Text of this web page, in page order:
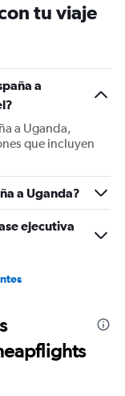
tu viaje
a
a Uganda,
que incluyen
a Uganda?
ejecutiva